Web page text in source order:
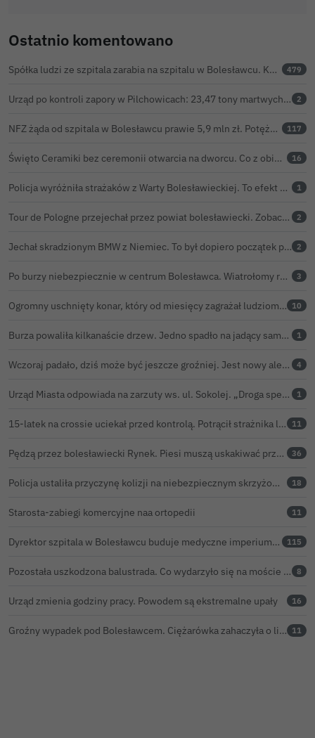
Ostatnio komentowano
Spółka ludzi ze szpitala zarabia na szpitalu w Bolesławcu. Kwoty pozostają tajne 479
Urząd po kontroli zapory w Pilchowicach: 23,47 tony martwych ryb i zawiadomienie do prokuratury 2
NFZ żąda od szpitala w Bolesławcu prawie 5,9 mln zł. Potężny cios po kontroli rozliczeń 117
Święto Ceramiki bez ceremonii otwarcia na dworcu. Co z obietnicą prezydenta Bolesławca? 16
Policja wyróżniła strażaków z Warty Bolesławieckiej. To efekt nocnej akcji, która zakończyła się sukcesem 1
Tour de Pologne przejechał przez powiat bolesławiecki. Zobacz wideo z Zebrzydowej 2
Jechał skradzionym BMW z Niemiec. To był dopiero początek problemów 33-latka 2
Po burzy niebezpiecznie w centrum Bolesławca. Wiatrołomy runęły na podwórko 3
Ogromny uschnięty konar, który od miesięcy zagrażał ludziom w Bolesławcu, wycięty 10
Burza powaliła kilkanaście drzew. Jedno spadło na jadący samochód 1
Wczoraj padało, dziś może być jeszcze groźniej. Jest nowy alert IMGW 4
Urząd Miasta odpowiada na zarzuty ws. ul. Sokolej. „Droga spełnia wszystkie normy” 1
15-latek na crossie uciekał przed kontrolą. Potrącił strażnika leśnego, rozbił się o samochód 11
Pędzą przez bolesławiecki Rynek. Piesi muszą uskakiwać przed hulajnogami i rowerami elektrycznymi 36
Policja ustaliła przyczynę kolizji na niebezpiecznym skrzyżowaniu w Bolesławcu. 72-latek ukarany mandatem 18
Starosta-zabiegi komercyjne naa ortopedii 11
Dyrektor szpitala w Bolesławcu buduje medyczne imperium. „Gazeta Wyborcza” opisuje jego działalność w całej Polsce 115
Pozostała uszkodzona balustrada. Co wydarzyło się na moście w Bolesławcu? 8
Urząd zmienia godziny pracy. Powodem są ekstremalne upały 16
Groźny wypadek pod Bolesławcem. Ciężarówka zahaczyła o linię wysokiego napięcia 11